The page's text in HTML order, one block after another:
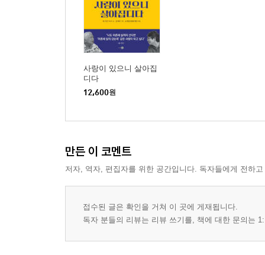
사랑이 있으니 살아집
디다
12,600원
만든 이 코멘트
저자, 역자, 편집자를 위한 공간입니다. 독자들에게 전하
접수된 글은 확인을 거쳐 이 곳에 게재됩니다.
독자 분들의 리뷰는 리뷰 쓰기를, 책에 대한 문의는